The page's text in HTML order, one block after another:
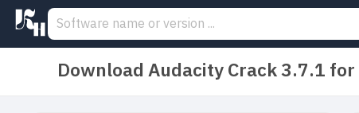
Download Audacity Crack 3.7.1